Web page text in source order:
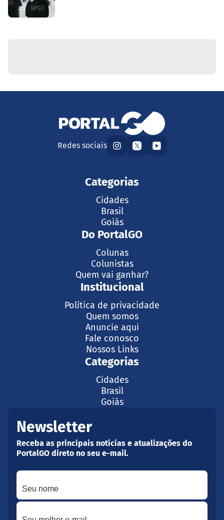
Redes sociais
Categorias
Cidades
Brasil
Goiás
Do PortalGO
Colunas
Colunistas
Quem vai ganhar?
Institucional
Política de privacidade
Quem somos
Anuncie aqui
Fale conosco
Nossos Links
Categorias
Cidades
Brasil
Goiás
Newsletter
Receba as principais notícias e atualizações do
PortalGO direto no seu e-mail.
Seu nome
Seu melhor e-mail